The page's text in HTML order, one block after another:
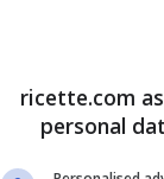
ricette.com
personal